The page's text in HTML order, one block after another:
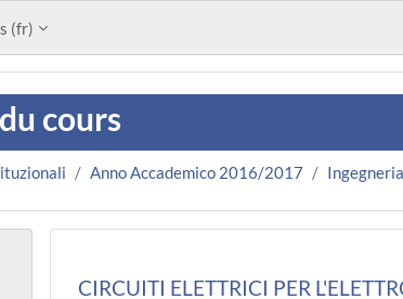
‎(fr)‎
cours
Anno Accademico 2016/2017 Ingegneria
CIRCUITI ELETTRICI PER